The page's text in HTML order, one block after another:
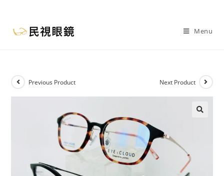
Menu
Previous Product Next Product